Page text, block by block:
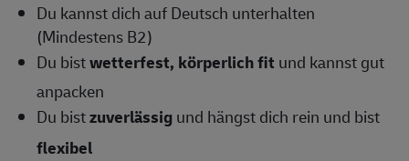
Du kannst dich auf Deutsch unterhalten
(Mindestens B2)
Du bistwetterfest, körperlich fit und kannst gut
anpacken
Du bistzuverlässigund hängst dich rein und bist
flexibel